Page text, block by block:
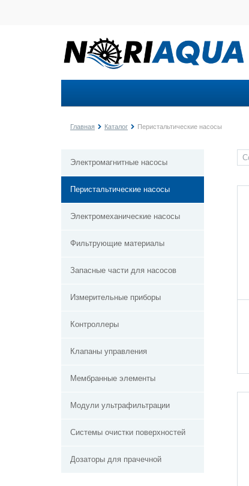
Главная Каталог Перистальтические насосы
Электромагнитные насосы
Перистальтические насосы
Электромеханические насосы
Фильтрующие материалы
Запасные части для насосов
Измерительные приборы
Контроллеры
Клапаны управления
Мембранные элементы
Модули ультрафильтрации
Системы очистки поверхностей
Дозаторы для прачечной